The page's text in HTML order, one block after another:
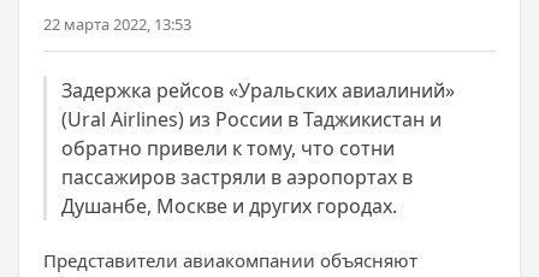
22 марта 2022, 13:53
Задержка рейсов «Уральских авиалиний»
(Ural Airlines) из России в Таджикистан и
обратно привели к тому, что сотни
пассажиров застряли в аэропортах в
Душанбе, Москве и других городах.
Представители авиакомпании объясняют